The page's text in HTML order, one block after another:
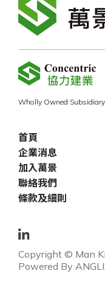
Wholly Owned
首頁
企業消息
加入萬景
聯絡我們
條款及細則
Copyright © Man
Powered By